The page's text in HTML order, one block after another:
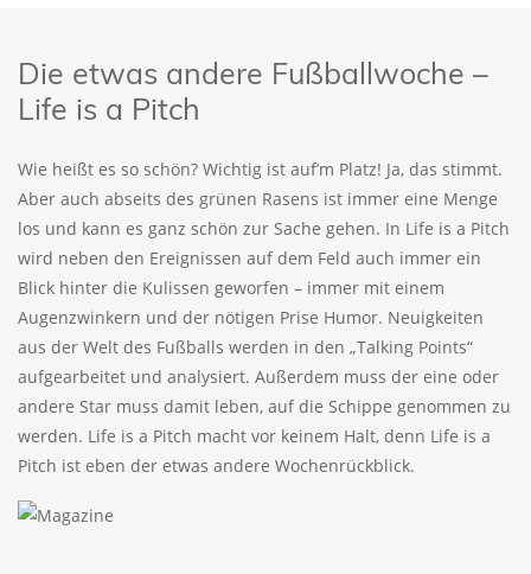
Die etwas andere Fußballwoche –
Life is a Pitch
Wie heißt es so schön? Wichtig ist auf’m Platz! Ja, das stimmt.
Aber auch abseits des grünen Rasens ist immer eine Menge
los und kann es ganz schön zur Sache gehen. In Life is a Pitch
wird neben den Ereignissen auf dem Feld auch immer ein
Blick hinter die Kulissen geworfen – immer mit einem
Augenzwinkern und der nötigen Prise Humor. Neuigkeiten
aus der Welt des Fußballs werden in den „Talking Points“
aufgearbeitet und analysiert. Außerdem muss der eine oder
andere Star muss damit leben, auf die Schippe genommen zu
werden. Life is a Pitch macht vor keinem Halt, denn Life is a
Pitch ist eben der etwas andere Wochenrückblick.